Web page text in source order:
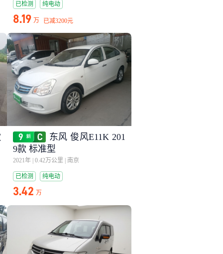
已检测 纯电动
8.19 万 已减3200元
东风 俊风E11K 201
9款 标准型
2021年 0.42万公里 南京
已检测 纯电动
3.42 万